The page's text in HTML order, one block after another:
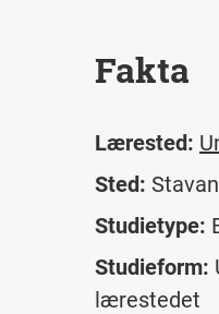
Fakta
Lærested:
Sted:
Studietype:
Studieform:
lærestedet